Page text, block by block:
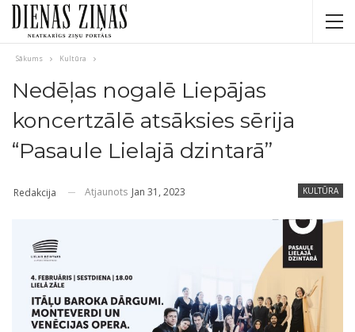
Sākums Kultūra
Nedēļas nogalē Liepājas
koncertzālē atsāksies sērija
“Pasaule Lielajā dzintarā”
KULTŪRA
Redakcija Atjaunots Jan 31, 2023